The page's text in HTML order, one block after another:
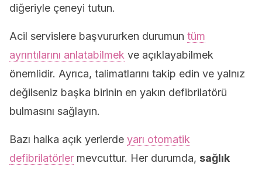
diğeriyle çeneyi tutun.
Acil servislere başvururken durumun tüm
ayrıntılarını anlatabilmek ve açıklayabilmek
önemlidir. Ayrıca, talimatlarını takip edin ve yalnız
değilseniz başka birinin en yakın defibrilatörü
bulmasını sağlayın.
Bazı halka açık yerlerde yarı otomatik
defibrilatörler mevcuttur. Her durumda, sağlık